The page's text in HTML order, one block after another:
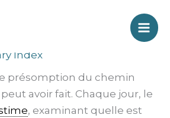
Index
présomption du chemin
avoir fait. Chaque jour, le
, examinant quelle est